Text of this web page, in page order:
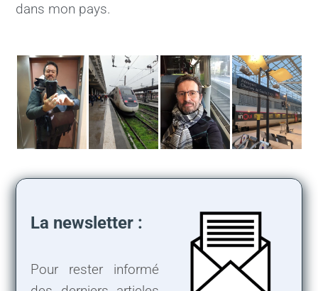
dans mon pays.
La newsletter :
Pour rester informé